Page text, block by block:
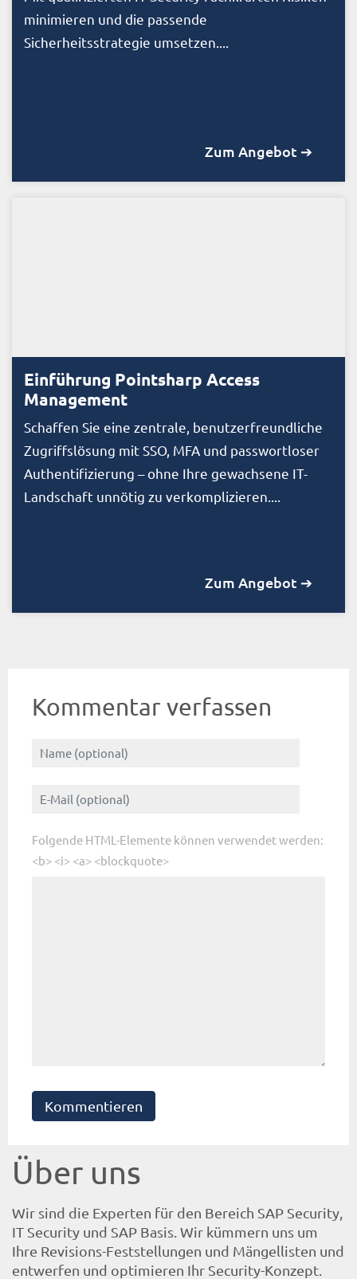
minimieren und die passende
Sicherheitsstrategie umsetzen....
Zum Angebot ➔
Einführung Pointsharp Access
Management
Schaffen Sie eine zentrale, benutzerfreundliche
Zugriffslösung mit SSO, MFA und passwortloser
Authentifizierung – ohne Ihre gewachsene IT-
Landschaft unnötig zu verkomplizieren....
Zum Angebot ➔
Kommentar verfassen
Folgende HTML-Elemente können verwendet werden:
<b> <i> <a> <blockquote>
Kommentieren
Über uns
Wir sind die Experten für den Bereich SAP Security,
IT Security und SAP Basis. Wir kümmern uns um
Ihre Revisions-Feststellungen und Mängellisten und
entwerfen und optimieren Ihr Security-Konzept.